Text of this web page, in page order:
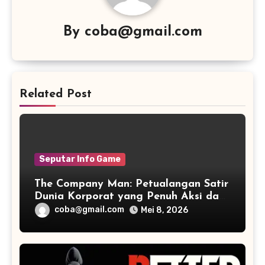
By coba@gmail.com
Related Post
Seputar Info Game
The Company Man: Petualangan Satir
Dunia Korporat yang Penuh Aksi dan
Humorcoba@gmail.com Mei 8, 2026